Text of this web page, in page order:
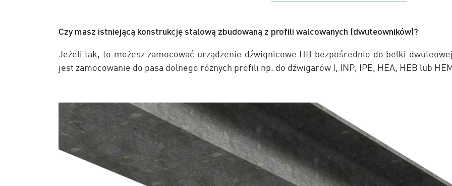
Czy masz istniejącą konstrukcję stalową zbudowaną z profili walcowanych (dwuteowników)?
Jeżeli tak, to możesz zamocować urządzenie dźwignicowe HB bezpośrednio do belki
jest zamocowanie do pasa dolnego różnych profili np. do dźwigarów I, INP, IPE, HEA, HEB lub